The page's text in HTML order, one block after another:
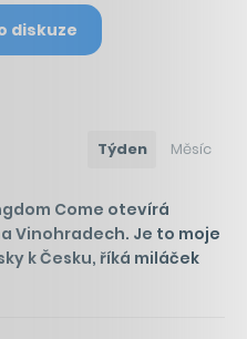
diskuze
Týden Měsíc
Come otevírá
Vinohradech. Je to moje
k Česku, říká miláček